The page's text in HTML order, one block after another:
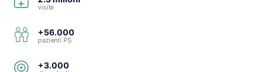
visite
+56.000
pazienti PS
+3.000